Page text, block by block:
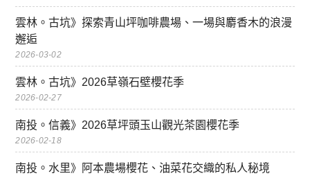
雲林。古坑》探索青山坪咖啡農場、一場與麝香木的浪漫
邂逅
2026-03-02
雲林。古坑》2026草嶺石壁櫻花季
2026-02-27
南投。信義》2026草坪頭玉山觀光茶園櫻花季
2026-02-18
南投。水里》阿本農場櫻花、油菜花交織的私人秘境